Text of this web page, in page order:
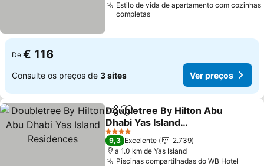
Estilo de vida de apartamento com cozinhas
completas
De € 116
Consulte os preços de 3 sites Ver preços
PartilharAdicionar aos favoritos
Doubletree By Hilton Abu
Dhabi Yas Island
Residences
Ver preços
4 Estrelas
9,3 Excelente
2.739
a 1.0 km de Yas Island
Piscinas compartilhadas do WB Hotel